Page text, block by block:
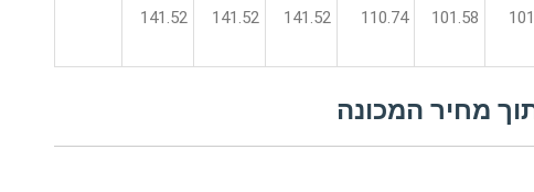
101.58
110.74
141.52
141.52
141.52